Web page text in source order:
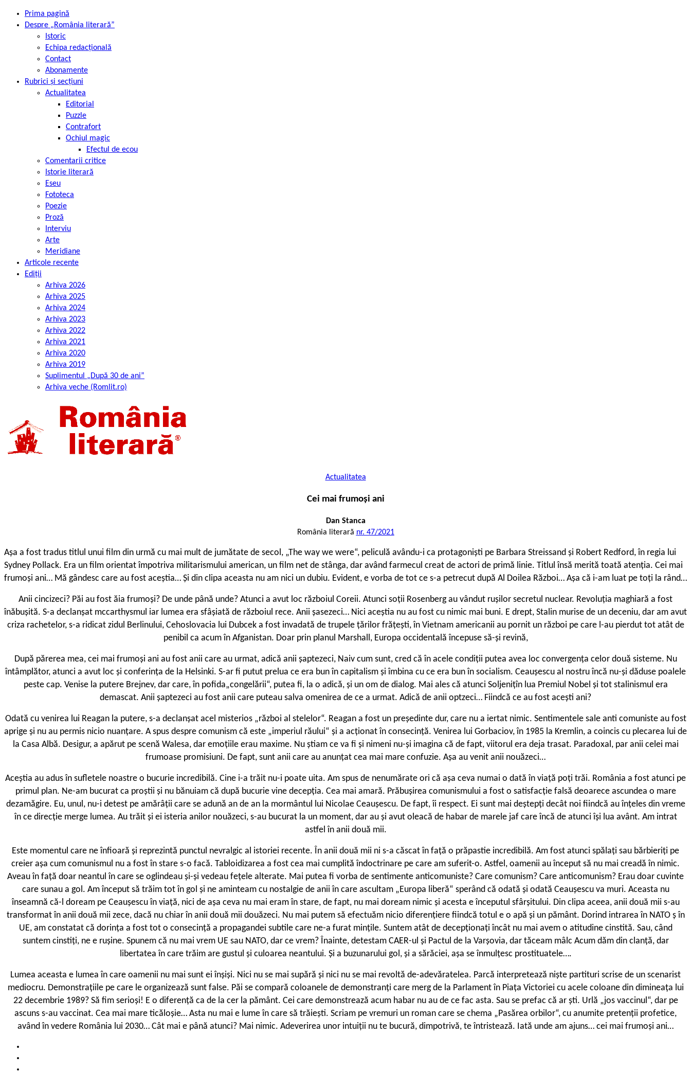
Prima pagină
Despre „România literară”
Istoric
Echipa redacțională
Contact
Abonamente
Rubrici și secțiuni
Actualitatea
Editorial
Puzzle
Contrafort
Ochiul magic
Efectul de ecou
Comentarii critice
Istorie literară
Eseu
Fototeca
Poezie
Proză
Interviu
Arte
Meridiane
Articole recente
Ediții
Arhiva 2026
Arhiva 2025
Arhiva 2024
Arhiva 2023
Arhiva 2022
Arhiva 2021
Arhiva 2020
Arhiva 2019
Suplimentul „După 30 de ani”
Arhiva veche (Romlit.ro)
Actualitatea
Cei mai frumoşi ani
Dan Stanca
România literară nr. 47/2021
Așa a fost tradus titlul unui film din urmă cu mai mult de jumătate de secol, „The way we were“, peliculă avându-i ca protagoniști pe Barbara Streissand și Robert Redford, în regia lui
Sydney Pollack. Era un film orientat împotriva militarismului american, un film net de stânga, dar având farmecul creat de actori de primă linie. Titlul însă merită toată atenția. Cei mai
frumoși ani… Mă gândesc care au fost aceștia… Și din clipa aceasta nu am nici un dubiu. Evident, e vorba de tot ce s-a petrecut după Al Doilea Război… Așa că i-am luat pe toți la rând…
Anii cincizeci? Păi au fost ăia frumoși? De unde până unde? Atunci a avut loc războiul Coreii. Atunci soții Rosenberg au vândut rușilor secretul nuclear. Revoluția maghiară a fost
înăbușită. S-a declanșat mccarthysmul iar lumea era sfâșiată de războiul rece. Anii șasezeci… Nici aceștia nu au fost cu nimic mai buni. E drept, Stalin murise de un deceniu, dar am avut
criza rachetelor, s-a ridicat zidul Berlinului, Cehoslovacia lui Dubcek a fost invadată de trupele țărilor frățești, în Vietnam americanii au pornit un război pe care l-au pierdut tot atât de
penibil ca acum în Afganistan. Doar prin planul Marshall, Europa occidentală începuse să-și revină,
După părerea mea, cei mai frumoși ani au fost anii care au urmat, adică anii șaptezeci, Naiv cum sunt, cred că în acele condiții putea avea loc convergența celor două sisteme. Nu
întâmplător, atunci a avut loc și conferința de la Helsinki. S-ar fi putut prelua ce era bun în capitalism și îmbina cu ce era bun în socialism. Ceaușescu al nostru încă nu-și dăduse poalele
peste cap. Venise la putere Brejnev, dar care, în pofida„congelării“, putea fi, la o adică, și un om de dialog. Mai ales că atunci Soljenițîn lua Premiul Nobel și tot stalinismul era
demascat. Anii șaptezeci au fost anii care puteau salva omenirea de ce a urmat. Adică de anii optzeci… Fiindcă ce au fost acești ani?
Odată cu venirea lui Reagan la putere, s-a declanșat acel misterios „război al stelelor“. Reagan a fost un președinte dur, care nu a iertat nimic. Sentimentele sale anti ­comuniste au fost
aprige și nu au permis nicio nuanțare. A spus despre comunism că este „imperiul răului“ și a acționat în consecință. Venirea lui Gorbaciov, în 1985 la Kremlin, a coincis cu plecarea lui de
la Casa Albă. Desigur, a apărut pe scenă Walesa, dar emoțiile erau maxime. Nu știam ce va fi și nimeni nu-și imagina că de fapt, viitorul era deja trasat. Paradoxal, par anii celei mai
frumoase promisiuni. De fapt, sunt anii care au anunțat cea mai mare confuzie. Așa au venit anii nouăzeci…
Aceștia au adus în sufletele noastre o bucurie incredibilă. Cine i-a trăit nu-i poate uita. Am spus de nenumărate ori că așa ceva numai o dată în viață poți trăi. România a fost atunci pe
primul plan. Ne-am bucurat ca proștii și nu bănuiam că după bucurie vine decepția. Cea mai amară. Prăbușirea comunismului a fost o satisfacție falsă deoarece ascundea o mare
dezamăgire. Eu, unul, nu-i detest pe amărâții care se adună an de an la mormântul lui Nicolae Ceaușescu. De fapt, îi respect. Ei sunt mai deștepți decât noi fiindcă au înțeles din vreme
în ce direcție merge lumea. Au trăit și ei isteria anilor nouăzeci, s-au bucurat la un moment, dar au și avut oleacă de habar de marele jaf care încă de atunci își lua avânt. Am intrat
astfel în anii două mii.
Este momentul care ne înfioară și reprezintă punctul nevralgic al istoriei recente. În anii două mii ni s-a căscat în față o prăpastie incredibilă. Am fost atunci spălați sau bărbieriți pe
creier așa cum comunismul nu a fost în stare s-o facă. Tabloidizarea a fost cea mai cumplită îndoctrinare pe care am suferit-o. Astfel, oamenii au început să nu mai creadă în nimic.
Aveau în față doar neantul în care se oglindeau și-și vedeau fețele alterate. Mai putea fi vorba de sentimente anticomuniste? Care comunism? Care anticomunism? Erau doar cuvinte
care sunau a gol. Am început să trăim tot în gol și ne aminteam cu nostalgie de anii în care ascultam „Europa liberă“ sperând că odată și odată Ceaușescu va muri. Aceasta nu
înseamnă că-l doream pe Ceaușescu în viață, nici de așa ceva nu mai eram în stare, de fapt, nu mai doream nimic și acesta e începutul sfârșitului. Din clipa aceea, anii două mii s-au
transformat în anii două mii zece, dacă nu chiar în anii două mii douăzeci. Nu mai putem să efectuăm nicio diferențiere fiindcă totul e o apă și un pământ. Dorind intrarea în NATO ș în
UE, am constatat că dorința a fost tot o consecință a propagandei subtile care ne-a furat mințile. Suntem atât de decepționați încât nu mai avem o atitudine cinstită. Sau, când
suntem cinstiți, ne e rușine. Spunem că nu mai vrem UE sau NATO, dar ce vrem? Înainte, detestam CAER-ul și Pactul de la Varșovia, dar tăceam mâlc Acum dăm din clanță, dar
libertatea în care trăim are gustul și culoarea neantului. Și a buzunarului gol, și a sărăciei, așa se înmulțesc prostituatele….
Lumea aceasta e lumea în care oamenii nu mai sunt ei înșiși. Nici nu se mai supără și nici nu se mai revoltă de-adevăratelea. Parcă interpretează niște partituri scrise de un scenarist
mediocru. Demonstrațiile pe care le organizează sunt false. Păi se compară coloanele de demonstranți care merg de la Parlament în Piața Victoriei cu acele coloane din dimineața lui
22 decembrie 1989? Să fim serioși! E o diferență ca de la cer la pământ. Cei care demonstrează acum habar nu au de ce fac asta. Sau se prefac că ar ști. Urlă „jos vaccinul“, dar pe
ascuns s-au vaccinat. Cea mai mare ticăloșie… Asta nu mai e lume în care să trăiești. Scriam pe vremuri un roman care se chema „Pasărea orbilor“, cu anumite pretenții profetice,
având în vedere România lui 2030… Cât mai e până atunci? Mai nimic. Adeverirea unor intuiții nu te bucură, dimpotrivă, te întristează. Iată unde am ajuns… cei mai frumoși ani…